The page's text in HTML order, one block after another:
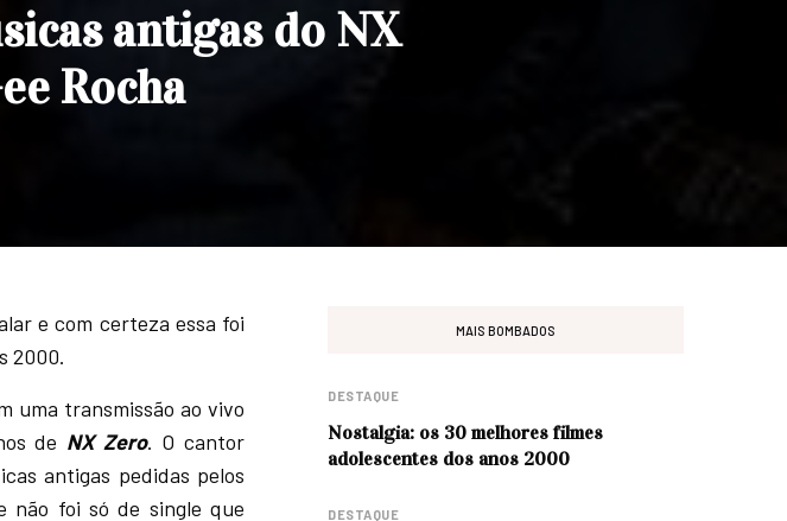
antigas do NX
Rocha
e com certeza essa foi
2000.
uma transmissão ao vivo
de NX Zero. O cantor
antigas pedidas pelos
não foi só de single que
MAIS BOMBADOS
DESTAQUE
Nostalgia: os 30 melhores filmes
adolescentes dos anos 2000
DESTAQUE